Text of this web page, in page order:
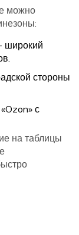
можно
широкий
стороны
с
на таблицы